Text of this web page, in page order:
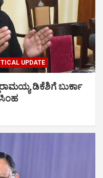
UPDATE
ಡಿಕೆಶಿಗೆ ಬುರ್ಕಾ